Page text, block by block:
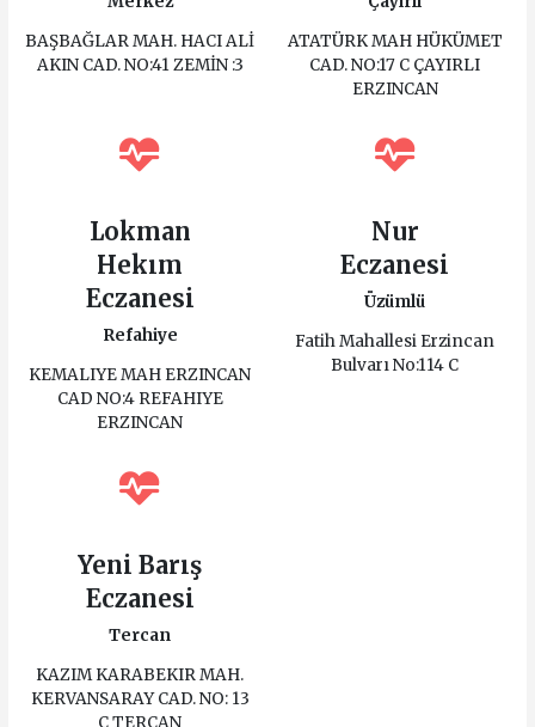
BAŞBAĞLAR MAH. HACI ALİ
AKIN CAD. NO:41 ZEMİN :3
ATATÜRK MAH HÜKÜMET
CAD. NO:17 C ÇAYIRLI
ERZINCAN
Lokman
Hekım
Eczanesi
Refahiye
KEMALIYE MAH ERZINCAN
CAD NO:4 REFAHIYE
ERZINCAN
Nur
Eczanesi
Üzümlü
Fatih Mahallesi Erzincan
Bulvarı No:114 C
Yeni Barış
Eczanesi
Tercan
KAZIM KARABEKIR MAH.
KERVANSARAY CAD. NO: 13